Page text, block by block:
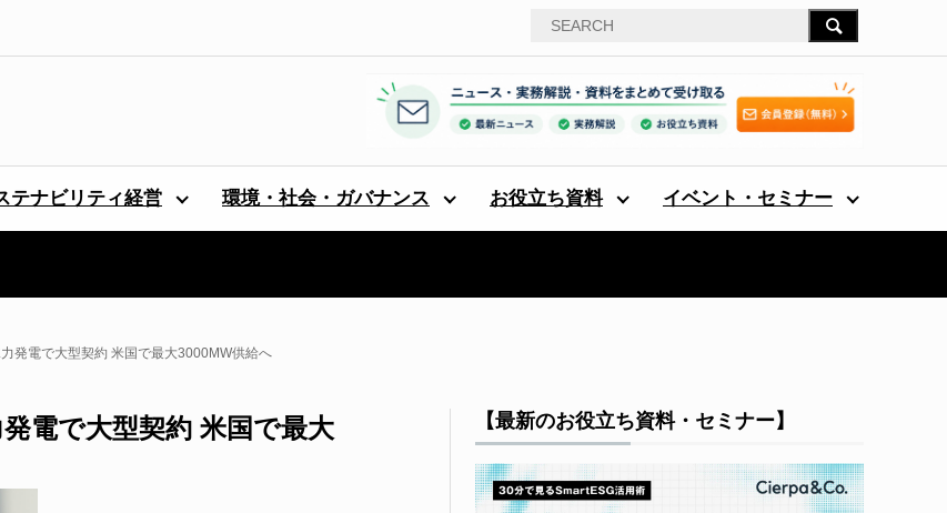
テナビリティ経営 環境・社会・ガバナンス お役立ち資料 イベント・セミナー
発電で大型契約 米国で最大3000MW供給へ
電で大型契約 米国で最大
【最新のお役立ち資料・セミナー】